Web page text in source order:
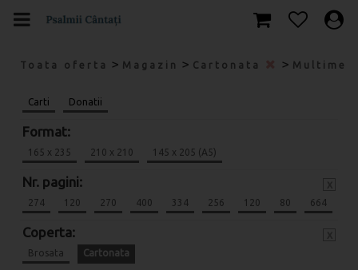
Toata oferta > Magazin > Cartonata >
Carti Donatii
Format:
165 x 235 210 x 210 145 x 205 (A5)
Nr. pagini:
274 120 270 400 334 256 120 80 664
Coperta:
Brosata Cartonata